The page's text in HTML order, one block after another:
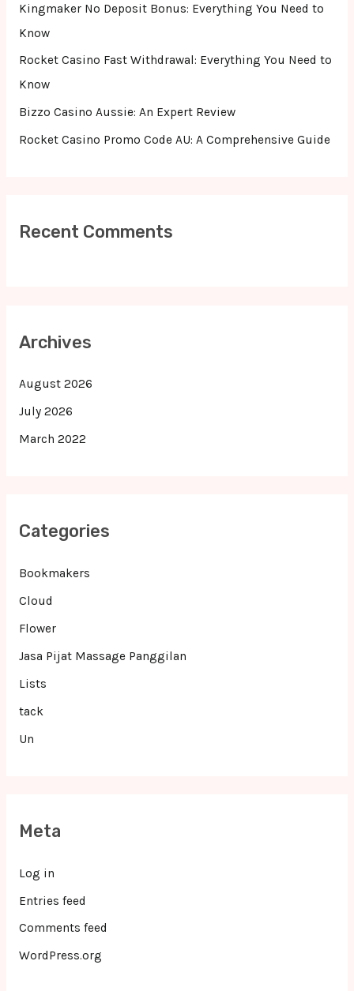
Kingmaker No Deposit Bonus: Everything You Need to
Know
Rocket Casino Fast Withdrawal: Everything You Need to
Know
Bizzo Casino Aussie: An Expert Review
Rocket Casino Promo Code AU: A Comprehensive Guide
Recent Comments
Archives
August 2026
July 2026
March 2022
Categories
Bookmakers
Cloud
Flower
Jasa Pijat Massage Panggilan
Lists
tack
Un
Meta
Log in
Entries feed
Comments feed
WordPress.org